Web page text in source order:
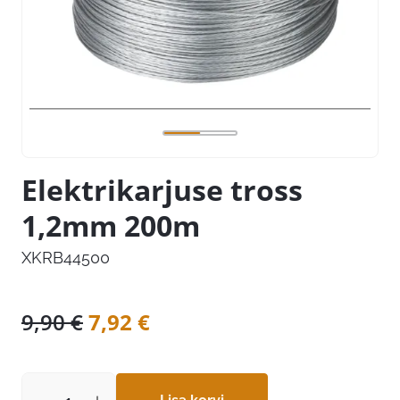
Elektrikarjuse tross
1,2mm 200m
XKRB44500
9,90€Algne
oli:
7,92 €Praegune
on: